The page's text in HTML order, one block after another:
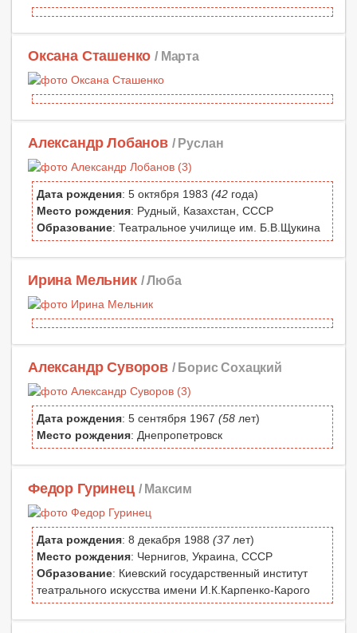
Оксана Сташенко / Марта
Александр Лобанов / Руслан
Дата рождения: 5 октября 1983 (42 года)
Место рождения: Рудный, Казахстан, СССР
Образование: Театральное училище им. Б.В.Щукина
Ирина Мельник / Люба
Александр Суворов / Борис Сохацкий
Дата рождения: 5 сентября 1967 (58 лет)
Место рождения: Днепропетровск
Федор Гуринец / Максим
Дата рождения: 8 декабря 1988 (37лет)
Место рождения: Чернигов, Украина, СССР
Образование: Киевский государственный институт
театрального искусства имени И.К.Карпенко-Карого